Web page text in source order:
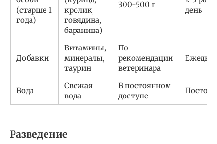
(старше 1
года)
кролик,
говядина,
баранина)
300-500 г
день
Добавки
Витамины,
минералы,
таурин
По
рекомендации
ветеринара
Вода
Свежая
вода
В постоянном
доступе
Разведение